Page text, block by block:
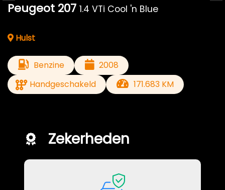
Peugeot 207 1.4 VTi Cool 'n Blue
Hulst
Benzine
2008
Handgeschakeld
171.683 KM
Zekerheden